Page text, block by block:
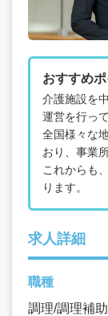
おすすめ
介護施設を
運営を行っ
全国様々な
おり、事業
これからも
ります。
求人詳細
職種
調理/調理補助